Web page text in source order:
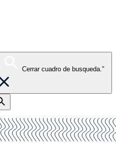
Cerrar cuadro de busqueda."